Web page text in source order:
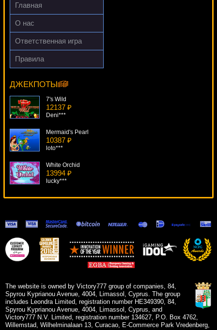
kat***
Главная
О нас
Ответственная игра
Правила
ДЖЕКПОТЫ
Treasures Of Tombs
Egoistik***
7's Wild
12137 ₽
Deni***
Mermaid's Pearl
10387 ₽
loto***
White Orchid
13994 ₽
lucky***
Steam Tower
14445 ₽
blogolet***
Glow
The website is owned by Victory777 group of companies, 84,
Spyrou Kyprianou Avenue, 4004, Limassol, Cyprus. The group
includes Leondra Limited, registration number HE349390, 84,
Spyrou Kyprianou Avenue, 4004, Limassol, Cyprus, and
Victory777 N.V. Limited, registration number 134627, P.O. Box 4762,
Willemstad, Wilhelminalaan 13, Curacao, E-Commerce Park Vredenberg,